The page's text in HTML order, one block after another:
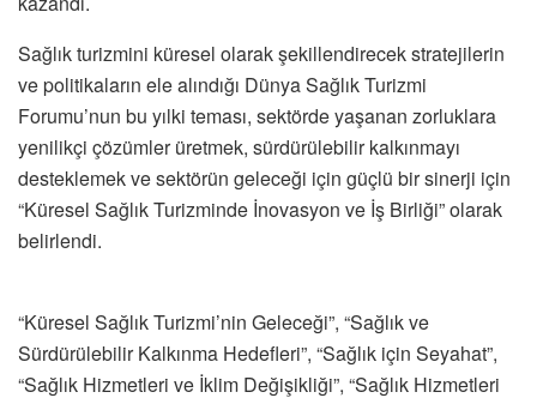
Sağlık turizmini küresel olarak şekillendirecek stratejilerin
ve politikaların ele alındığı Dünya Sağlık Turizmi
Forumu’nun bu yılki teması, sektörde yaşanan zorluklara
yenilikçi çözümler üretmek, sürdürülebilir kalkınmayı
desteklemek ve sektörün geleceği için güçlü bir sinerji için
“Küresel Sağlık Turizminde İnovasyon ve İş Birliği” olarak
belirlendi.
“Küresel Sağlık Turizmi’nin Geleceği”, “Sağlık ve
Sürdürülebilir Kalkınma Hedefleri”, “Sağlık için Seyahat”,
“Sağlık Hizmetleri ve İklim Değişikliği”, “Sağlık Hizmetleri